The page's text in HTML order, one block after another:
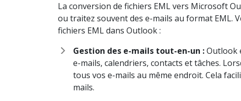
La conversion de fichiers EML vers Microsoft
ou traitez souvent des e-mails au format EML.
fichiers EML dans Outlook :
Gestion des e-mails tout-en-un :Outlook
e-mails, calendriers, contacts et tâches.
tous vos e-mails au même endroit. Cela
mails.